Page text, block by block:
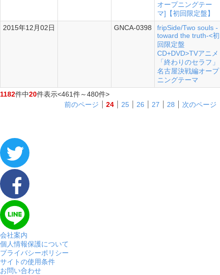
オープニングテー
マ]【初回限定盤】
2015年12月02日
グル GNCA-0398
fripSide/Two souls -
toward the truth-<初
回限定盤
CD+DVD>TVアニメ
「終わりのセラフ」
名古屋決戦編オープ
ニングテーマ
1182件中20件表示<461件～480件>
前のページ
24 25 26 27 28 次のページ
会社案内
個人情報保護について
プライバシーポリシー
サイトの使用条件
お問い合わせ